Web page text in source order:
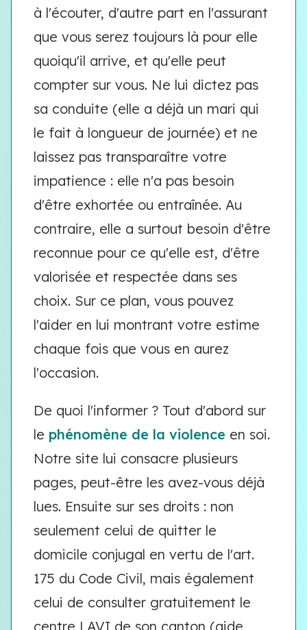
à l'écouter, d'autre part en l'assurant
que vous serez toujours là pour elle
quoiqu'il arrive, et qu'elle peut
compter sur vous. Ne lui dictez pas
sa conduite (elle a déjà un mari qui
le fait à longueur de journée) et ne
laissez pas transparaître votre
impatience : elle n'a pas besoin
d'être exhortée ou entraînée. Au
contraire, elle a surtout besoin d'être
reconnue pour ce qu'elle est, d'être
valorisée et respectée dans ses
choix. Sur ce plan, vous pouvez
l'aider en lui montrant votre estime
chaque fois que vous en aurez
l'occasion.
De quoi l'informer ? Tout d'abord sur
le phénomène de la violence en soi.
Notre site lui consacre plusieurs
pages, peut-être les avez-vous déjà
lues. Ensuite sur ses droits : non
seulement celui de quitter le
domicile conjugal en vertu de l'art.
175 du Code Civil, mais également
celui de consulter gratuitement le
centre LAVI de son canton (aide